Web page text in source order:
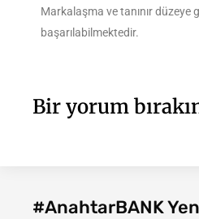
Markalaşma ve tanınır düzeye
başarılabilmektedir.
Bir yorum
#AnahtarBANK